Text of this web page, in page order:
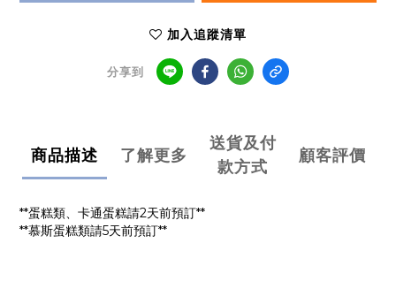
加入追蹤清單
分享到
商品描述 了解更多
送貨及付
款方式
顧客評價
**蛋糕類、卡通蛋糕請2天前預訂**
**慕斯蛋糕類請5天前預訂**